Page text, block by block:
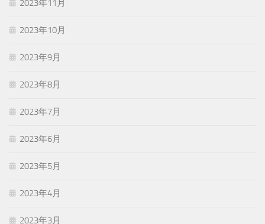
2023年11月
2023年10月
2023年9月
2023年8月
2023年7月
2023年6月
2023年5月
2023年4月
2023年3月